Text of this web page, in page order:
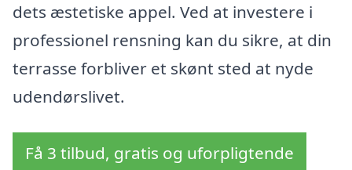
dets æstetiske appel. Ved at investere i
professionel rensning kan du sikre, at din
terrasse forbliver et skønt sted at nyde
udendørslivet.
Få 3 tilbud, gratis og uforpligtende